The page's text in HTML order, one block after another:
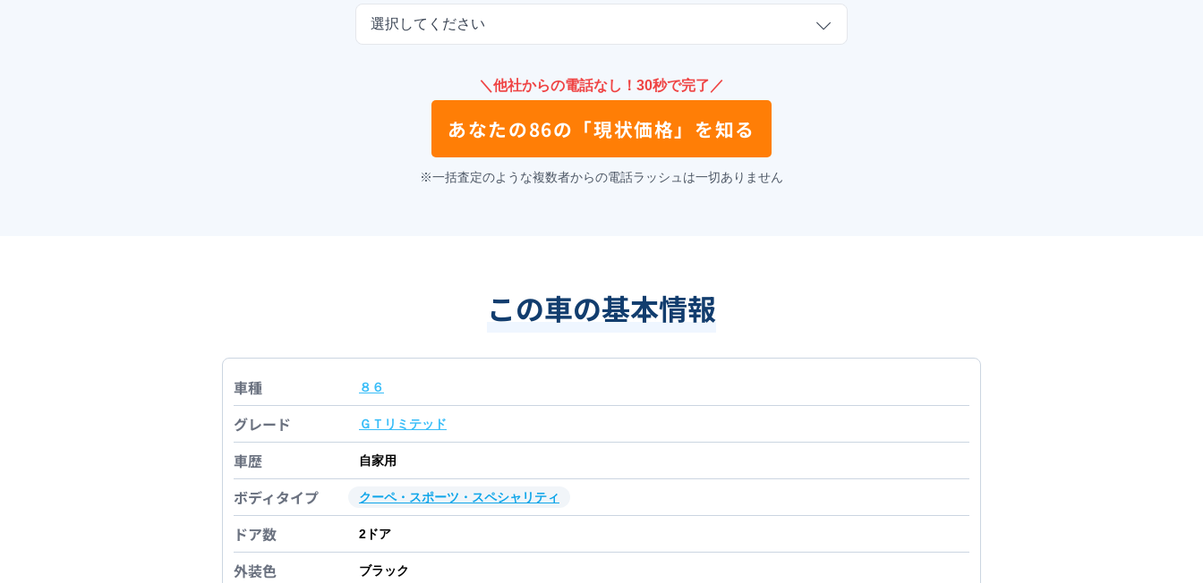
選択してください
＼他社からの電話なし！30秒で完了／
あなたの86の 「現状価格」を知る
※一括査定のような複数者からの電話ラッシュは一切ありません
この車の基本情報
車種 ８６
グレード ＧＴリミテッド
車歴 自家用
ボディタイプ クーペ・スポーツ・スペシャリティ
ドア数 2 ドア
外装色 ブラック